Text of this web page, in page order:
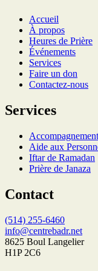
Accueil
À propos
Heures de Prière
Événements
Services
Faire un don
Contactez-nous
Services
Aide aux
Iftar de Ramadan
Prière de Janaza
Contact
(514) 255-6460
info@centrebadr.net
8625 Boul Langelier
H1P 2C6